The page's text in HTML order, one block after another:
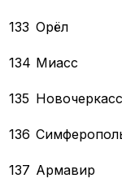
133 Орёл
134 Миасс
135
136
137 Армавир